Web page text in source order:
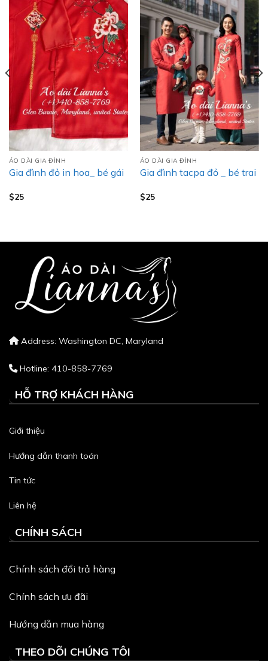
ÁO DÀI GIA ĐÌNH
Gia đình đỏ in hoa_ bé gái
$25
ÁO DÀI GIA ĐÌNH
Gia đình tacpa đỏ _ bé trai
$25
Address: Washington DC, Maryland
Hotline: 410-858-7769
HỖ TRỢ KHÁCH HÀNG
Giới thiệu
Hướng dẫn thanh toán
Tin tức
Liên hệ
CHÍNH SÁCH
Chính sách đổi trả hàng
Chính sách ưu đãi
Hướng dẫn mua hàng
THEO DÕI CHÚNG TÔI